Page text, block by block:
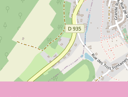
erfüllen. Wir wissen nicht
Wir wissen nicht genau,
gebeten haben, aber die
gefundenen Votivbilder
Großzügigkeit des